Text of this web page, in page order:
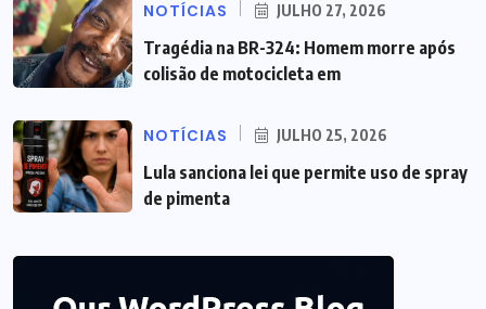
NOTÍCIAS JULHO 27, 2026
Tragédia na BR-324: Homem morre após
colisão de motocicleta em
NOTÍCIAS JULHO 25, 2026
Lula sanciona lei que permite uso de spray
de pimenta